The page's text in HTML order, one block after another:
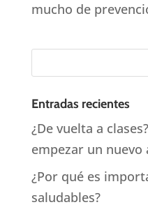
mucho de
Entradas recientes
¿De vuelta a
empezar un nuevo
¿Por qué es
saludables?